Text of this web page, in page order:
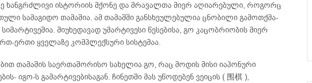
ხანგრძლივი ისტორიის მქონე და მრავალთა მიერ აღიარებული, როგორც
სამაგიდო თამაშია. ამ თამაშში განსხეულებულია ცნობილი გამოთქმა-
მიუხედავად უმარტივესი წესებისა, გო კაცობრიობის მიერ
ერთი ყველაზე კომპლექსური სისტემაა.
თამაშის საერთაშორისო სახელია გო, რაც მოდის მისი იაპონური
იგო-ს გამარტივებისაგან. ჩინეთში მას უწოდებენ ვეიცის ( 围棋 ),